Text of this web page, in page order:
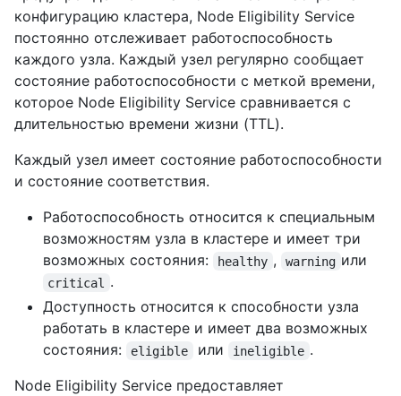
конфигурацию кластера, Node Eligibility Service
постоянно отслеживает работоспособность
каждого узла. Каждый узел регулярно сообщает
состояние работоспособности с меткой времени,
которое Node Eligibility Service сравнивается с
длительностью времени жизни (TTL).
Каждый узел имеет состояние работоспособности
и состояние соответствия.
Работоспособность относится к специальным
возможностям узла в кластере и имеет три
возможных состояния:
healthy , warning или
critical
.
Доступность относится к способности узла
работать в кластере и имеет два возможных
состояния:
eligible или ineligible .
Node Eligibility Service предоставляет